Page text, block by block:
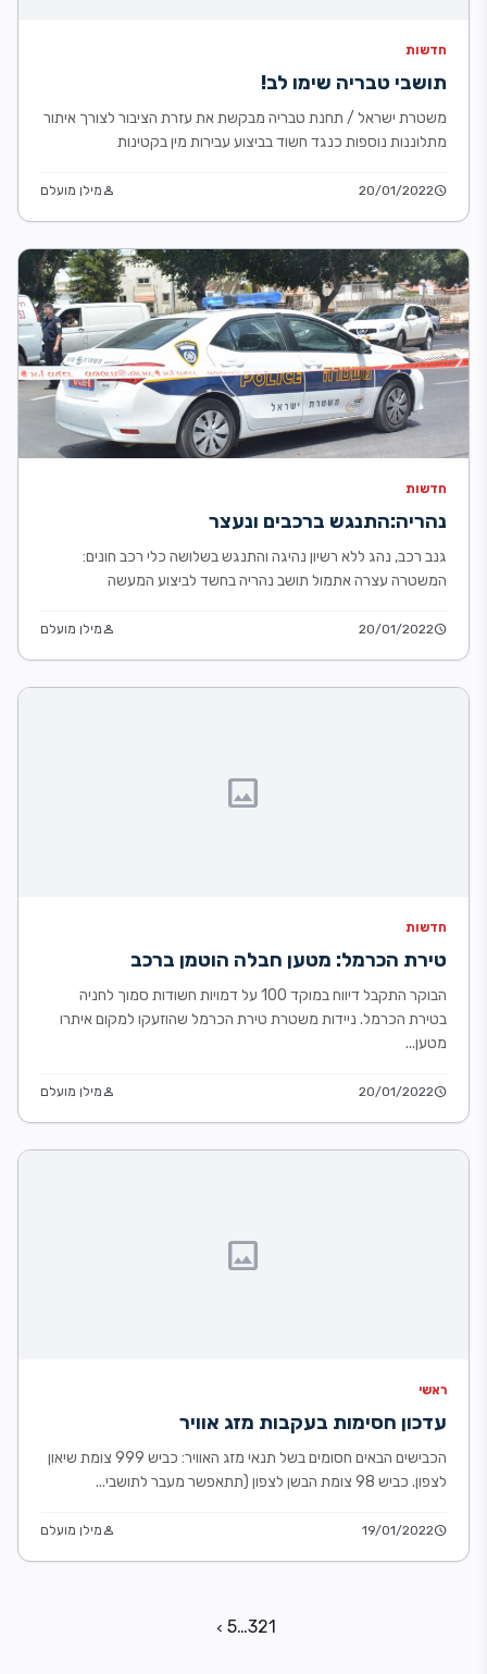
חדשות
תושבי טבריה שימו לב!
משטרת ישראל / תחנת טבריה מבקשת את עזרת הציבור לצורך איתור
מתלוננות נוספות כנגד חשוד בביצוע עבירות מין בקטינות
schedule
20/01/2022
personמילן מועלם
חדשות
נהריה:התנגש ברכבים ונעצר
גנב רכב, נהג ללא רשיון נהיגה והתנגש בשלושה כלי רכב חונים:
המשטרה עצרה אתמול תושב נהריה בחשד לביצוע המעשה
schedule
20/01/2022
personמילן מועלם
image
חדשות
טירת הכרמל: מטען חבלה הוטמן ברכב
הבוקר התקבל דיווח במוקד 100 על דמויות חשודות סמוך לחניה
בטירת הכרמל. ניידות משטרת טירת הכרמל שהוזעקו למקום איתרו
מטען...
schedule
20/01/2022
personמילן מועלם
image
ראשי
עדכון חסימות בעקבות מזג אוויר
הכבישים הבאים חסומים בשל תנאי מזג האוויר: כביש 999 צומת שיאון
לצפון. כביש 98 צומת הבשן לצפון (תתאפשר מעבר לתושבי...
schedule
19/01/2022
personמילן מועלם
1
2
3
…
5
chevron_left